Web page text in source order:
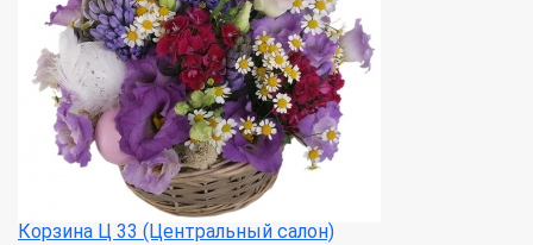
Корзина Ц 33 (Центральный салон)